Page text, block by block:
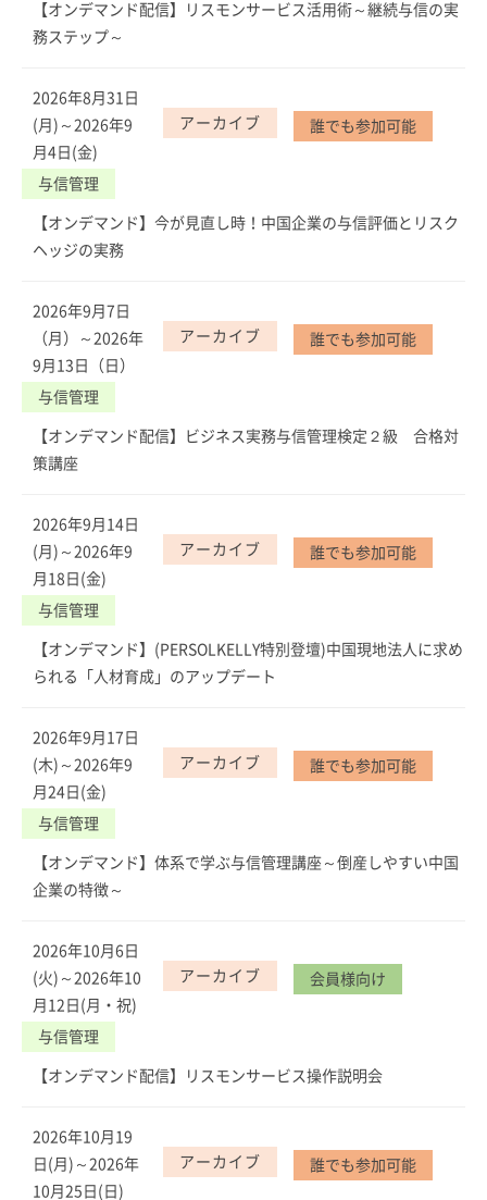
【オンデマンド配信】リスモンサービス活用術～継続与信の実
務ステップ～
2026年8月31日
(月)～2026年9
月4日(金)
アーカイブ 誰でも参加可能
与信管理
【オンデマンド】今が見直し時！中国企業の与信評価とリスク
ヘッジの実務
2026年9月7日
（月）～2026年
9月13日（日）
アーカイブ 誰でも参加可能
与信管理
【オンデマンド配信】ビジネス実務与信管理検定２級 合格対
策講座
2026年9月14日
(月)～2026年9
月18日(金)
アーカイブ 誰でも参加可能
与信管理
【オンデマンド】(PERSOLKELLY特別登壇)中国現地法人に求め
られる「人材育成」のアップデート
2026年9月17日
(木)～2026年9
月24日(金)
アーカイブ 誰でも参加可能
与信管理
【オンデマンド】体系で学ぶ与信管理講座～倒産しやすい中国
企業の特徴～
2026年10月6日
(火)～2026年10
月12日(月・祝)
アーカイブ 会員様向け
与信管理
【オンデマンド配信】リスモンサービス操作説明会
2026年10月19
日(月)～2026年
10月25日(日)
アーカイブ 誰でも参加可能